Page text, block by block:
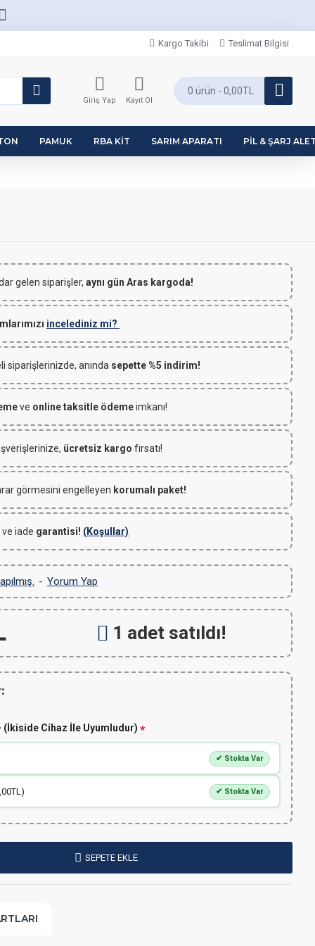
Kargo Takibi Teslimat Bilgisi
Giriş Yap Kayıt Ol
0 ürün - 0,00TL
PAMUK RBA KIT SARIM APARATI PIL & ŞARJ
gelen siparişler, aynı gün Aras kargoda!
incelediniz mi?
siparişlerinizde, anında sepette %5 indirim!
ve online taksitle ödemeimkanı!
ücretsiz kargo fırsatı!
görmesini engelleyen korumalı paket!
iade garantisi! (Koşullar)
- Yorum Yap
1 adet satıldı!
(İkiside Cihaz İle Uyumludur)
✔ Stokta Var
✔ Stokta Var
SEPETE EKLE